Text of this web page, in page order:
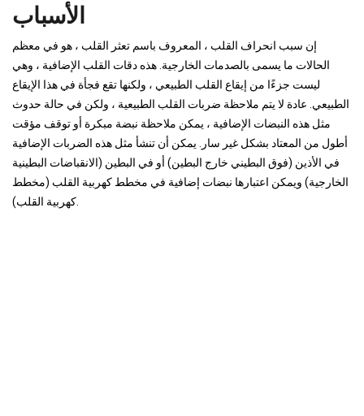
الأسباب
إن سبب انحراف القلب ، المعروف باسم تعثر القلب ، هو في معظم
الحالات ما يسمى بالصدمات الخارجية. هذه دقات القلب الإضافية ، وهي
ليست جزءًا من إيقاع القلب الطبيعي ، ولكنها تقع فجأة في هذا الإيقاع
الطبيعي. عادة لا يتم ملاحظة ضربات القلب الطبيعية ، ولكن في حالة حدوث
مثل هذه النبضات الإضافية ، يمكن ملاحظة نبضة مبكرة أو توقف مؤقت
أطول من المعتاد بشكل غير سار. يمكن أن تنشأ مثل هذه الضربات الإضافية
في الأذين (فوق البطيني خارج البطين) أو في البطين (الانقباضات البطينية
الخارجية) ويمكن اعتبارها نبضات إضافية في مخطط كهربية القلب (مخطط